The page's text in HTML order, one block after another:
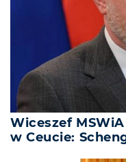
Wiceszef
w Ceucie: